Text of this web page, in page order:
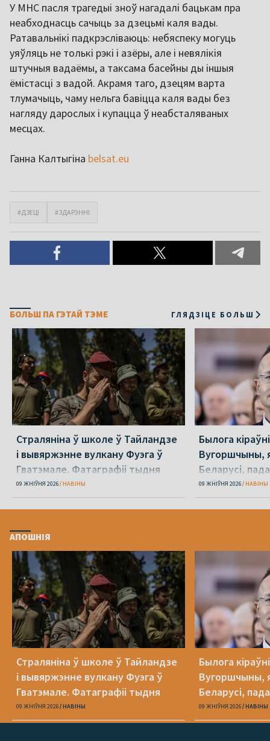
У МНС пасля трагедыі зноў нагадалі бацькам пра
неабходнасць сачыць за дзецьмі каля вады.
Ратавальнікі падкрэсліваюць: небяспеку могуць
уяўляць не толькі рэкі і азёры, але і невялікія
штучныя вадаёмы, а таксама басейны ды іншыя
ёмістасці з вадой. Акрамя таго, дзецям варта
тлумачыць, чаму нельга бавіцца каля вады без
нагляду дарослых і купацца ў неабсталяваных
месцах.
Ганна Калтыгіна belsat.eu
#ДЗЕЦІ #ЗДАРЭННІ
БОЛЬШ ПА ГЭТАЙ ТЭМЕ ГЛЯДЗІЦЕ БОЛЬШ
Страляніна ў школе ў Тайландзе
і вывяржэнне вулкану Фуэга ў
Гватэмале. Фатаграфіі тыдня
09 ЖНІЎНЯ 2026 НАВІНЫ
Былога
Вугоршчыны,
Беларусі,
хабарніцтве
09 ЖНІЎНЯ 2026 НАВІНЫ
АПОШНІЯ
Страляніна ў школе ў Тайландзе
і вывяржэнне вулкану Фуэга ў
Гватэмале. Фатаграфіі тыдня
09 ЖНІЎНЯ 2026 НАВІНЫ
Былога
Вугоршчыны,
Беларусі,
хабарніцтве
09 ЖНІЎНЯ 2026 НАВІНЫ